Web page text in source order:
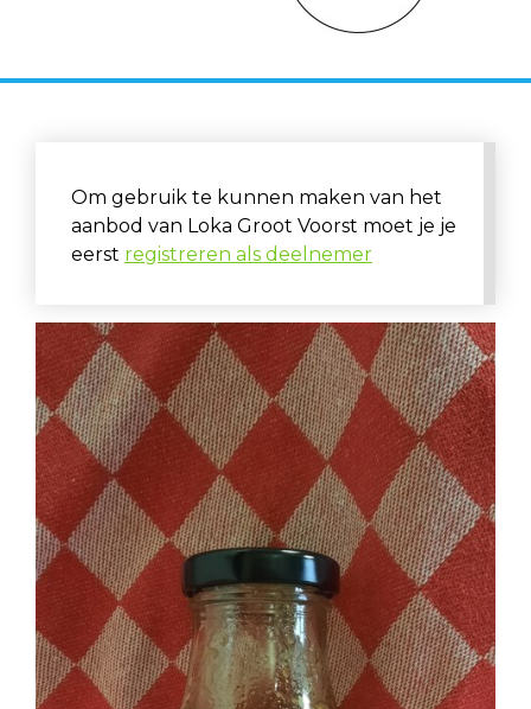
Om gebruik te kunnen maken van het
aanbod van Loka Groot Voorst moet je je
eerst registreren als deelnemer